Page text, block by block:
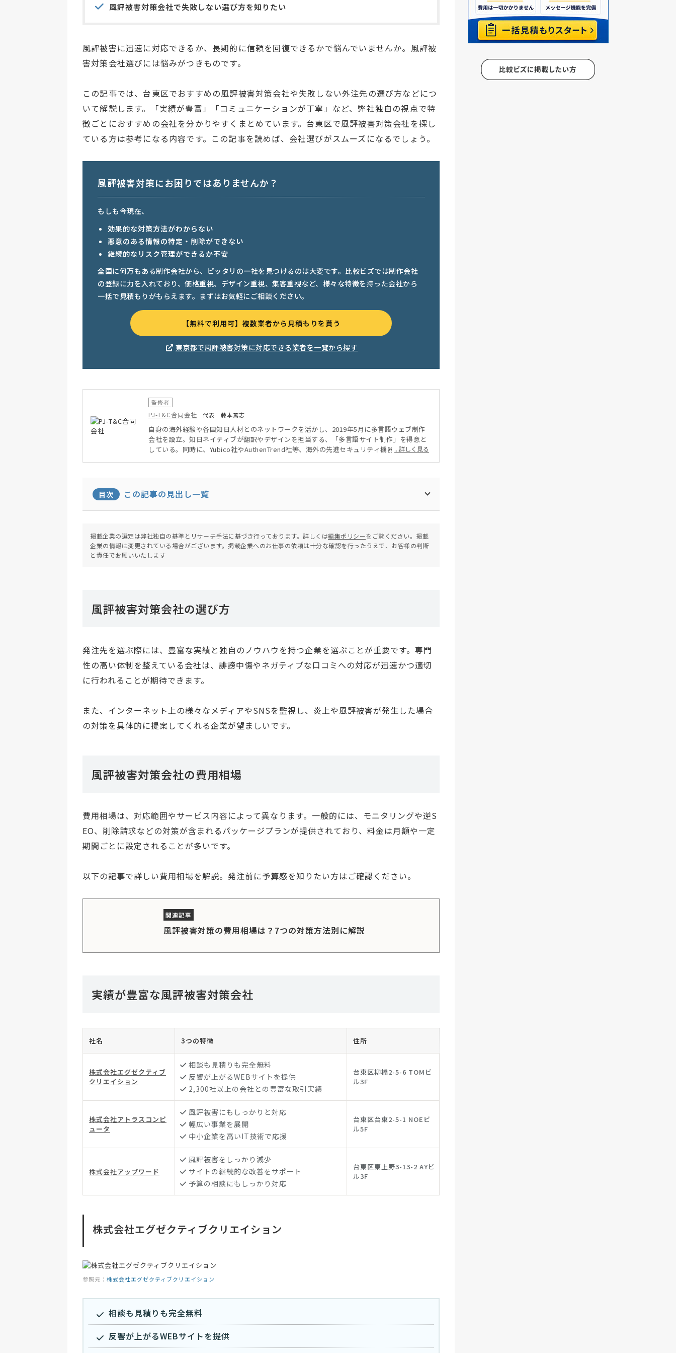
風評被害対策会社で失敗しない選び方を知りたい
風評被害に迅速に対応できるか、長期的に信頼を回復できるかで悩んでいませんか。風評被
害対策会社選びには悩みがつきものです。
この記事では、台東区でおすすめの風評被害対策会社や失敗しない外注先の選び方などにつ
いて解説します。「実績が豊富」「コミュニケーションが丁寧」など、弊社独自の視点で特
徴ごとにおすすめの会社を分かりやすくまとめています。台東区で風評被害対策会社を探し
ている方は参考になる内容です。この記事を読めば、会社選びがスムーズになるでしょう。
風評被害対策にお困りではありませんか？
もしも今現在、
効果的な対策方法がわからない
悪意のある情報の特定・削除ができない
継続的なリスク管理ができるか不安
全国に何万もある制作会社から、ピッタリの一社を見つけるのは大変です。比較ビズでは制作会社
の登録に力を入れており、価格重視、デザイン重視、集客重視など、様々な特徴を持った会社から
一括で見積もりがもらえます。まずはお気軽にご相談ください。
【無料で利用可】複数業者から見積もりを貰う
東京都で風評被害対策に対応できる業者を一覧から探す
監修者
PJ-T&C合同会社 代表 藤本篤志
自身の海外経験や各国知日人材とのネットワークを活かし、2019年5月に多言語ウェブ制作
会社を設立。知日ネイティブが翻訳やデザインを担当する、「多言語サイト制作」を得意と
している。同時に、Yubico社やAuthenTrend社等、海外の先進セキュリティ機器を、正規代
...詳しく見る
目次 この記事の見出し一覧
掲載企業の選定は弊社独自の基準とリサーチ手法に基づき行っております。詳しくは編集ポリシーをご覧ください。掲載
企業の情報は変更されている場合がございます。掲載企業へのお仕事の依頼は十分な確認を行ったうえで、お客様の判断
と責任でお願いいたします
風評被害対策会社の選び方
発注先を選ぶ際には、豊富な実績と独自のノウハウを持つ企業を選ぶことが重要です。専門
性の高い体制を整えている会社は、誹謗中傷やネガティブな口コミへの対応が迅速かつ適切
に行われることが期待できます。
また、インターネット上の様々なメディアやSNSを監視し、炎上や風評被害が発生した場合
の対策を具体的に提案してくれる企業が望ましいです。
風評被害対策会社の費用相場
費用相場は、対応範囲やサービス内容によって異なります。一般的には、モニタリングや逆S
EO、削除請求などの対策が含まれるパッケージプランが提供されており、料金は月額や一定
期間ごとに設定されることが多いです。
以下の記事で詳しい費用相場を解説。発注前に予算感を知りたい方はご確認ください。
風評被害対策の費用相場は？7つの対策方法別に解説
実績が豊富な風評被害対策会社
社名 3つの特徴 住所
株式会社エグゼクティブ
クリエイション
相談も見積りも完全無料
反響が上がるWEBサイトを提供
2,300社以上の会社との豊富な取引実績
台東区柳橋2-5-6 TOMビ
ル3F
株式会社アトラスコンピ
ュータ
風評被害にもしっかりと対応
幅広い事業を展開
中小企業を高いIT技術で応援
台東区台東2-5-1 NOEビ
ル5F
株式会社アップワード
風評被害をしっかり減少
サイトの継続的な改善をサポート
予算の相談にもしっかり対応
台東区東上野3-13-2 AYビ
ル3F
株式会社エグゼクティブクリエイション
参照元： 株式会社エグゼクティブクリエイション
相談も見積りも完全無料
反響が上がるWEBサイトを提供